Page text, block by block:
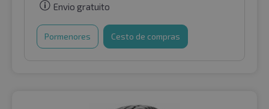
Envio gratuito
Pormenores Cesto de compras